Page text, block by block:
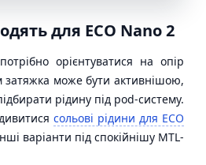
для ECO Nano 2
орієнтуватися на опір
може бути активнішою,
рідину під pod-систему.
сольові рідини для ECO
варіанти під спокійнішу MTL-